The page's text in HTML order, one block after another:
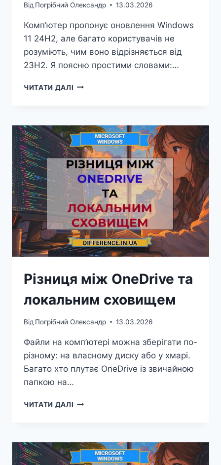
Від Погрібний Олександр 13.03.2026
Комп’ютер пропонує оновлення Windows
11 24H2, але багато користувачів не
розуміють, чим воно відрізняється від
23H2. Я поясню простими словами:…
ЧИТАТИ ДАЛІ РІЗНИЦЯ
24H2
ТА
23H2
Різниця між OneDrive та
локальним сховищем
Від Погрібний Олександр 13.03.2026
Файли на комп’ютері можна зберігати по-
різному: на власному диску або у хмарі.
Багато хто плутає OneDrive із звичайною
папкою на…
ЧИТАТИ ДАЛІ РІЗНИЦЯ
ЛОКАЛЬНИМ
СХОВИЩЕМ